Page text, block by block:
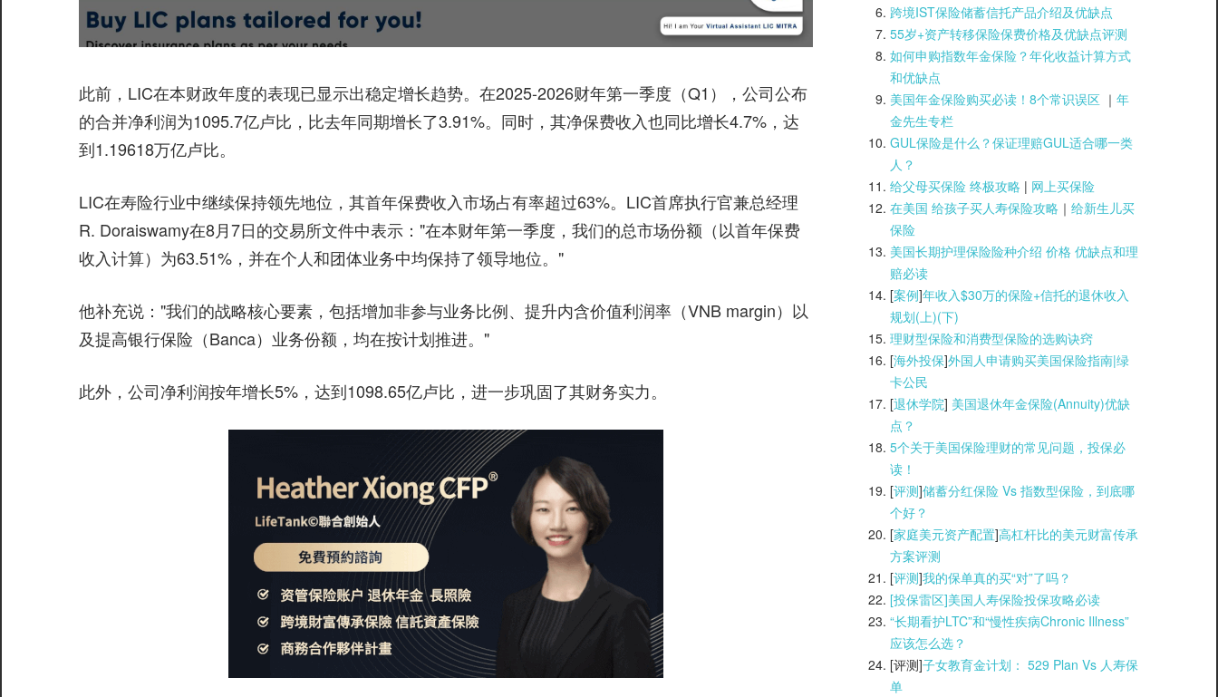
此前，LIC在本财政年度的表现已显示出稳定增长趋势。在2025-2026财年第一季度（Q1），公司公布
的合并净利润为1095.7亿卢比，比去年同期增长了3.91%。同时，其净保费收入也同比增长4.7%，达
到1.19618万亿卢比。
LIC在寿险行业中继续保持领先地位，其首年保费收入市场占有率超过63%。LIC首席执行官兼总经理
R. Doraiswamy在8月7日的交易所文件中表示："在本财年第一季度，我们的总市场份额（以首年保费
收入计算）为63.51%，并在个人和团体业务中均保持了领导地位。"
他补充说："我们的战略核心要素，包括增加非参与业务比例、提升内含价值利润率（VNB margin）以
及提高银行保险（Banca）业务份额，均在按计划推进。"
此外，公司净利润按年增长5%，达到1098.65亿卢比，进一步巩固了其财务实力。
跨境IST保险储蓄信托产品介绍及优缺点
55岁+资产转移保险保费价格及优缺点评测
如何申购指数年金保险？年化收益计算方式
和优缺点
美国年金保险购买必读！8个常识误区 ｜ 年
金先生专栏
GUL保险是什么？保证理赔GUL适合哪一类
人？
给父母买保险 终极攻略 | 网上买保险
在美国 给孩子买人寿保险攻略 ｜ 给新生儿买
保险
美国长期护理保险险种介绍 价格 优缺点和理
赔必读
[案例]年收入$30万的保险+信托的退休收入
规划(上)(下)
理财型保险和消费型保险的选购诀窍
[海外投保]外国人申请购买美国保险指南|绿
卡公民
[退休学院] 美国退休年金保险(Annuity)优缺
点？
5个关于美国保险理财的常见问题，投保必
读！
[评测]储蓄分红保险 Vs 指数型保险，到底哪
个好？
[家庭美元资产配置]高杠杆比的美元财富传承
方案评测
[评测]我的保单真的买“对”了吗？
[投保雷区]美国人寿保险投保攻略必读
“长期看护LTC”和“慢性疾病Chronic Illness”
应该怎么选？
[评测]子女教育金计划： 529 Plan Vs 人寿保
单